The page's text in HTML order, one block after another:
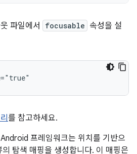
파일에서 focusable 속성을 설
를 참고하세요.
프레임워크는 위치를 기반으
탐색 매핑을 생성합니다. 이 매핑은